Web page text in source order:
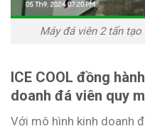
Máy đá viên 2 tấn
ICE COOL đồng
doanh đá viên quy
Với mô hình kinh doanh